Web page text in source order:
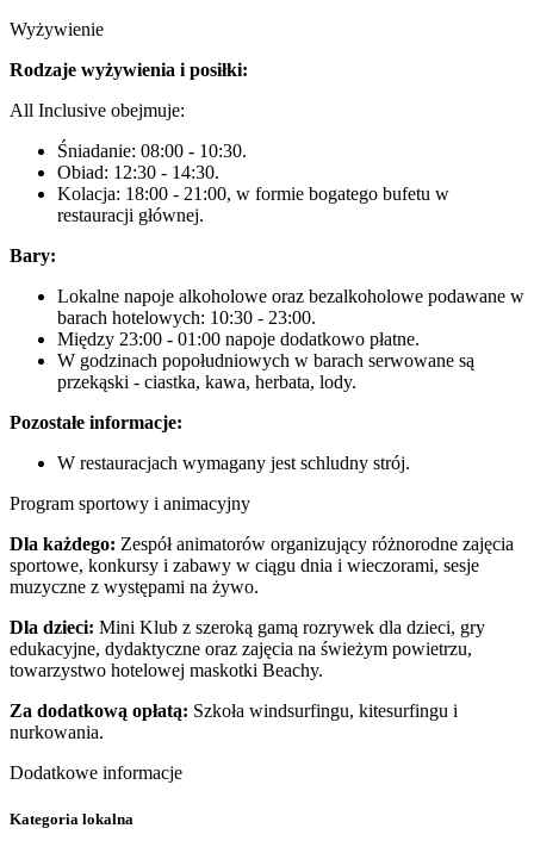
Wyżywienie
Rodzaje wyżywienia i posiłki:
All Inclusive obejmuje:
Śniadanie: 08:00 - 10:30.
Obiad: 12:30 - 14:30.
Kolacja: 18:00 - 21:00, w formie bogatego bufetu w
restauracji głównej.
Bary:
Lokalne napoje alkoholowe oraz bezalkoholowe podawane w
barach hotelowych: 10:30 - 23:00.
Między 23:00 - 01:00 napoje dodatkowo płatne.
W godzinach popołudniowych w barach serwowane są
przekąski - ciastka, kawa, herbata, lody.
Pozostałe informacje:
W restauracjach wymagany jest schludny strój.
Program sportowy i animacyjny
Dla każdego: Zespół animatorów organizujący różnorodne zajęcia
sportowe, konkursy i zabawy w ciągu dnia i wieczorami, sesje
muzyczne z występami na żywo.
Dla dzieci: Mini Klub z szeroką gamą rozrywek dla dzieci, gry
edukacyjne, dydaktyczne oraz zajęcia na świeżym powietrzu,
towarzystwo hotelowej maskotki Beachy.
Za dodatkową opłatą: Szkoła windsurfingu, kitesurfingu i
nurkowania.
Dodatkowe informacje
Kategoria lokalna